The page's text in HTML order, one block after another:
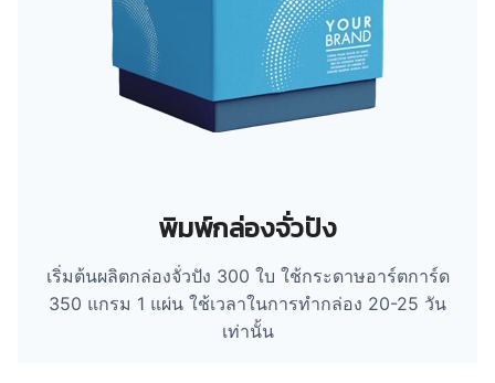
พิมพ์กล่องจั่วปัง
เริ่มต้นผลิตกล่องจั่วปัง 300 ใบ ใช้กระดาษอาร์ตการ์ด
350 แกรม 1 แผ่น ใช้เวลาในการทำกล่อง 20-25 วัน
เท่านั้น